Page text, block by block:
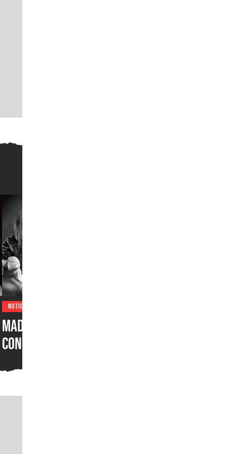
NOTICIAS
Madden NFL 27 sorprende
con soundtrack metalero:
más grupos están en la